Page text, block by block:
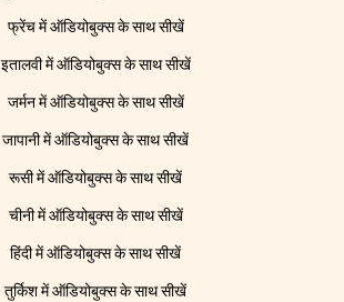
फ्रेंच में ऑडियोबुक्स के साथ सीखें
इतालवी में ऑडियोबुक्स के साथ सीखें
जर्मन में ऑडियोबुक्स के साथ सीखें
जापानी में ऑडियोबुक्स के साथ सीखें
रूसी में ऑडियोबुक्स के साथ सीखें
चीनी में ऑडियोबुक्स के साथ सीखें
हिंदी में ऑडियोबुक्स के साथ सीखें
तुर्किश में ऑडियोबुक्स के साथ सीखें